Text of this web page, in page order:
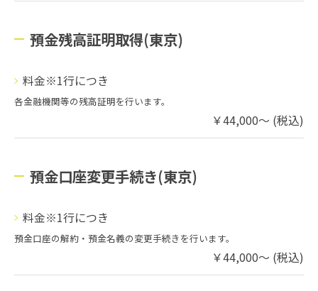
預金残高証明取得(東京)
料金※1行につき
各金融機関等の残高証明を行います。
￥44,000～ (税込)
預金口座変更手続き(東京)
料金※1行につき
預金口座の解約・預金名義の変更手続きを行います。
￥44,000～ (税込)